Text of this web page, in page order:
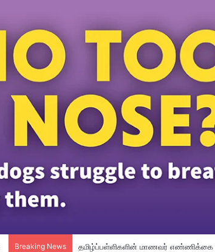
Breaking News 16-ஆவது பொதுத் தேர்தலில் 122